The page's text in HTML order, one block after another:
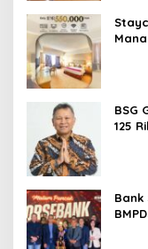
BSG
125
Bank